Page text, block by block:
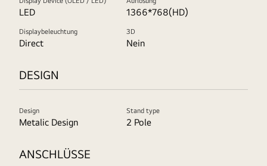
LED 1366*768(HD)
Displaybeleuchtung
Direct
3D
Nein
DESIGN
Design
Metalic Design
Stand type
2 Pole
ANSCHLÜSSE